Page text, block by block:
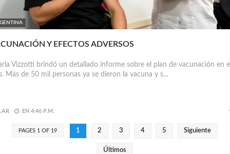
Y EFECTOS ADVERSOS
Vizzotti brindó un detallado informe sobre el plan de vacunación en
Más de 50 mil personas ya se dieron la vacuna y s...
EN 4:46 P.M.
PAGES 1 OF 19 1 2 3 4 5 Siguiente
Últimos